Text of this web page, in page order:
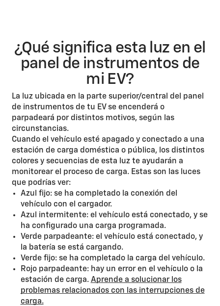
¿Qué significa esta luz en el
panel de instrumentos de
mi EV?
La luz ubicada en la parte superior/central del panel
de instrumentos de tu EV se encenderá o
parpadeará por distintos motivos, según las
circunstancias.
Cuando el vehículo esté apagado y conectado a una
estación de carga doméstica o pública, los distintos
colores y secuencias de esta luz te ayudarán a
monitorear el proceso de carga. Estas son las luces
que podrías ver:
Azul fijo: se ha completado la conexión del
vehículo con el cargador.
Azul intermitente: el vehículo está conectado, y se
ha configurado una carga programada.
Verde parpadeante: el vehículo está conectado, y
la batería se está cargando.
Verde fijo: se ha completado la carga del vehículo.
Rojo parpadeante: hay un error en el vehículo o la
estación de carga. Aprende a solucionar los
problemas relacionados con las interrupciones de
carga.